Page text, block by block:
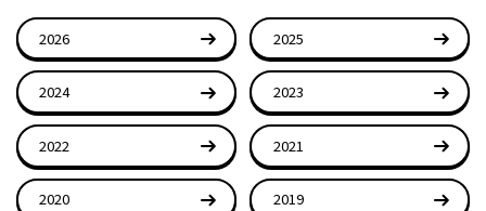
2026 2025
2024 2023
2022 2021
2020 2019